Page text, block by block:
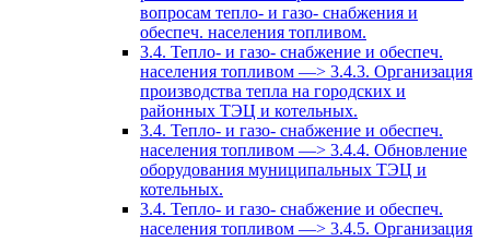
вопросам тепло- и газо- снабжения и
обеспеч. населения топливом.
3.4. Тепло- и газо- снабжение и обеспеч.
населения топливом —> 3.4.3. Организация
производства тепла на городских и
районных ТЭЦ и котельных.
3.4. Тепло- и газо- снабжение и обеспеч.
населения топливом —> 3.4.4. Обновление
оборудования муниципальных ТЭЦ и
котельных.
3.4. Тепло- и газо- снабжение и обеспеч.
населения топливом —> 3.4.5. Организация